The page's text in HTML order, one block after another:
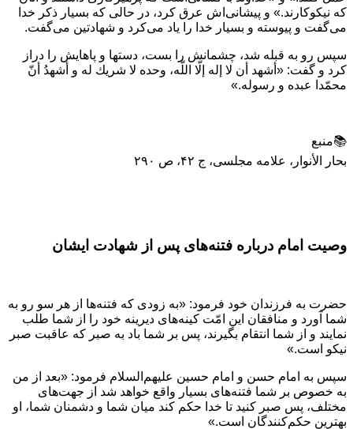
كه نيكوكارند.» و پيشانى‌اش عرق كرد، در حالى ‏كه بسيار ذكر خدا
مى‏‌گفت و پيوسته و بسيار خدا را ياد مى‏‌كرد و شهادتين مى‌گفت.
سپس رو به قبله شد، چشمانش را بست، دست‏ها و پاهايش را دراز
كرد و گفت: «أشهد أن لا إله إلّا اللّه، وحده لا شريك له و أشهدُ أنّ
محمّدا عبده و رسوله.»
📚منبع
بحار الأنوار، علامه مجلسی، ج ۴۲، ص ۲۹۰
وصیت امام درباره فتنه‌های پس از شهادت ایشان
حضرت به فرزندان خود فرمود: «به زودی که فتنه‌‏ها از هر سو رو به
شما آورد و منافقان این امّت کینه‏‌های دیرینه خود را از شما طلب
نمایند و از شما انتقام بگیرند، پس بر شما باد به صبر که عاقبت صبر
نیکو است.»
سپس به امام حسن و امام حسین علیهم‌السلام فرمود: «بعد از من
به خصوص بر شما فتنه‌‏های بسیار واقع خواهد شد از جهت‌های
مختلف، پس صبر کنید تا خدا حکم کند میان شما و دشمنان شما، او
بهترین حکم‌کنندگان است.»